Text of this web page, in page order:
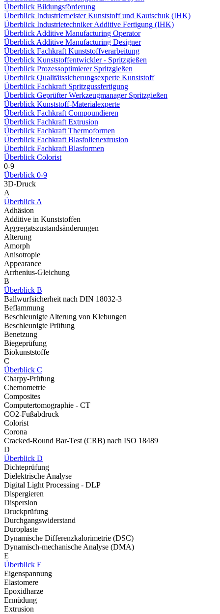
Überblick Bildungsförderung
Überblick Industriemeister Kunststoff und Kautschuk (IHK)
Überblick Industrietechniker Additive Fertigung (IHK)
Überblick Additive Manufacturing Operator
Überblick Additive Manufacturing Designer
Überblick Fachkraft Kunststoffverarbeitung
Überblick Kunststoffentwickler - Spritzgießen
Überblick Prozessoptimierer Spritzgießen
Überblick Qualitätssicherungsexperte Kunststoff
Überblick Fachkraft Spritzgussfertigung
Überblick Geprüfter Werkzeugmanager Spritzgießen
Überblick Kunststoff-Materialexperte
Überblick Fachkraft Compoundieren
Überblick Fachkraft Extrusion
Überblick Fachkraft Thermoformen
Überblick Fachkraft Blasfolienextrusion
Überblick Fachkraft Blasformen
Überblick Colorist
0-9
Überblick 0-9
3D-Druck
A
Überblick A
Adhäsion
Additive in Kunststoffen
Aggregatszustandsänderungen
Alterung
Amorph
Anisotropie
Appearance
Arrhenius-Gleichung
B
Überblick B
Ballwurfsicherheit nach DIN 18032-3
Beflammung
Beschleunigte Alterung von Klebungen
Beschleunigte Prüfung
Benetzung
Biegeprüfung
Biokunststoffe
C
Überblick C
Charpy-Prüfung
Chemometrie
Composites
Computertomographie - CT
CO2-Fußabdruck
Colorist
Corona
Cracked-Round Bar-Test (CRB) nach ISO 18489
D
Überblick D
Dichteprüfung
Dielektrische Analyse
Digital Light Processing - DLP
Dispergieren
Dispersion
Druckprüfung
Durchgangswiderstand
Duroplaste
Dynamische Differenzkalorimetrie (DSC)
Dynamisch-mechanische Analyse (DMA)
E
Überblick E
Eigenspannung
Elastomere
Epoxidharze
Ermüdung
Extrusion